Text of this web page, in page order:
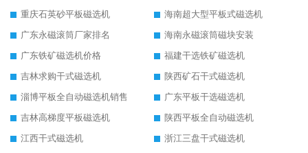
重庆石英砂平板磁选机
海南超大型平板式磁选机
广东永磁滚筒厂家排名
海南永磁滚筒磁块安装
广东铁矿磁选机价格
福建干选铁矿磁选机
吉林求购干式磁选机
陕西矿石干式磁选机
淄博平板全自动磁选机销售
广东平板干选磁选机
吉林高梯度平板磁选机
陕西平板全自动磁选机
江西干式磁选机
浙江三盘干式磁选机